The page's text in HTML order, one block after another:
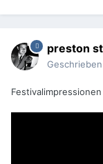
preston
Geschrieben